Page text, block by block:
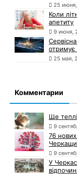
25
Коли
апетиту
9 июня,
отримує
25 мая,
Комментарии
Ще
9
76
9
У